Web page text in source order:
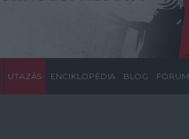
UTAZÁS ENCIKLOPÉDIA BLOG FÓRUM